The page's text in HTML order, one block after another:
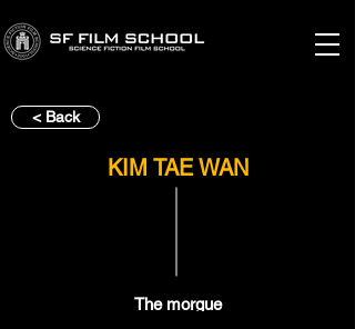
< Back
KIM TAE WAN
The morgue